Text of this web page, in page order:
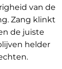
van de
Zang klinkt
de juiste
helder